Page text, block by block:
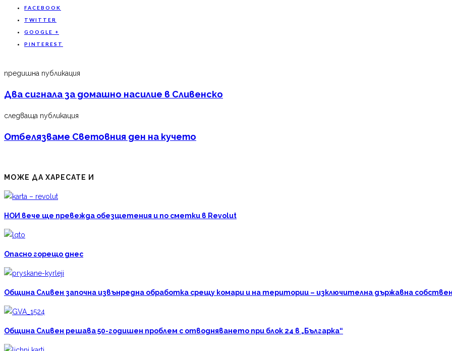
FACEBOOK
TWITTER
GOOGLE +
PINTEREST
предишна публикация
Два сигнала за домашно насилие в Сливенско
следваща публикация
Отбелязваме Световния ден на кучето
МОЖЕ ДА ХАРЕСАТЕ И
НОИ вече ще превежда обезщетения и по сметки в Revolut
Опасно горещо днес
Община Сливен започна извънредна обработка срещу комари и на територии – изключителна държавна
Община Сливен решава 50-годишен проблем с отводняването при блок 24 в „Българка“